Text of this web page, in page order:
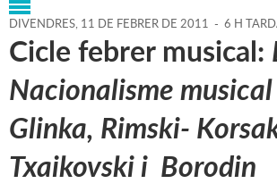
DIVENDRES, 11 DE FEBRER DE 2011 - 6 H
Cicle febrer musical:
Nacionalisme musical
Glinka, Rimski-
Txaikovski i Borodin